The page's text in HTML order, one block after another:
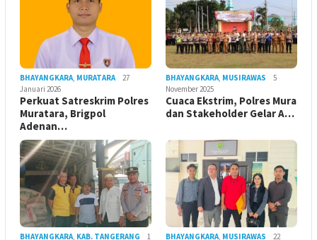
BHAYANGKARA, MURATARA
27
Januari 2026
Perkuat Satreskrim Polres
Muratara, Brigpol
Adenan…
BHAYANGKARA, MUSIRAWAS
5
November 2025
Cuaca Ekstrim, Polres Mura
dan Stakeholder Gelar A…
BHAYANGKARA, KAB. TANGERANG
1
BHAYANGKARA, MUSIRAWAS
22